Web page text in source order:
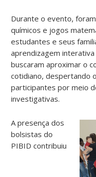
Durante o evento,
químicos e jogos
estudantes e seus
aprendizagem interativa
buscaram aproximar o
cotidiano, despertando
participantes por meio
investigativas.
A presença dos
bolsistas do
PIBID contribuiu